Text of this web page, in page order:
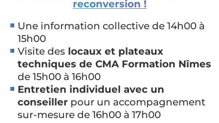
reconversion !
Une information collective de 14h00 à
15h00
Visite des locaux et plateaux
techniques de CMA Formation Nîmes
de 15h00 à 16h00
Entretien individuel avec un
conseiller pour un accompagnement
sur-mesure de 16h00 à 17h00